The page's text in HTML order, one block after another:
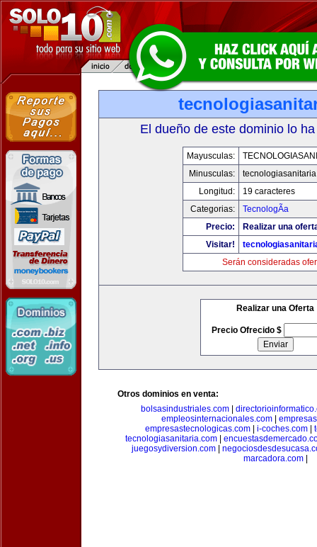
El dueño de este dominio lo
Mayusculas:
Minusculas:
Longitud:
19 caracteres
Categorias:
TecnologÃ­a
Precio:
Realizar una
Visitar!
Serán consideradas
Realizar una Oferta
Precio Ofrecido $
Otros dominios en venta:
bolsasindustriales.com
empleosinternacionales.com
empresastecnologicas.com
i-coches.com
tecnologiasanitaria.com|
juegosydiversion.com
marcadora.com|